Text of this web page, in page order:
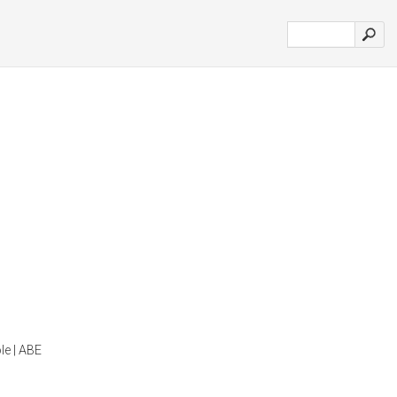
| ABE